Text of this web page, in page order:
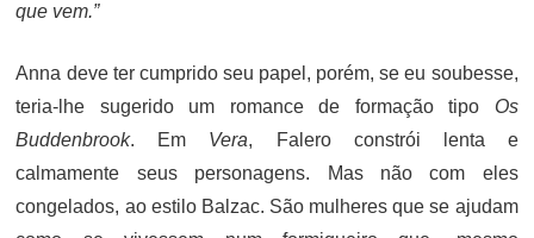
que vem.”
Anna deve ter cumprido seu papel, porém, se eu soubesse,
teria-lhe sugerido um romance de formação tipo Os
Buddenbrook. Em Vera, Falero constrói lenta e
calmamente seus personagens. Mas não com eles
congelados, ao estilo Balzac. São mulheres que se ajudam